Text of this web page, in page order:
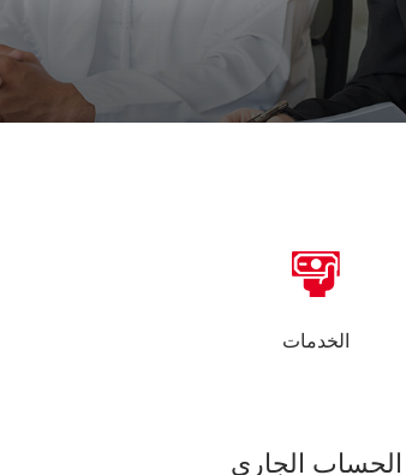
الخدمات
الحساب الجاري